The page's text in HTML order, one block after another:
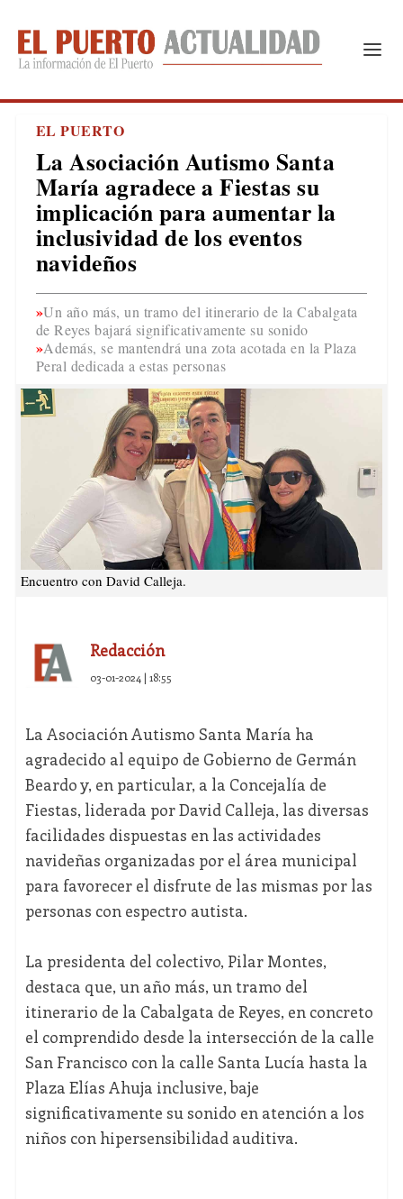
EL PUERTO
La Asociación Autismo Santa
María agradece a Fiestas su
implicación para aumentar la
inclusividad de los eventos
navideños
Un año más, un tramo del itinerario de la Cabalgata
de Reyes bajará significativamente su sonido
Además, se mantendrá una zota acotada en la Plaza
Peral dedicada a estas personas
Encuentro con David Calleja.
Redacción
03-01-2024 | 18:55
La Asociación Autismo Santa María ha
agradecido al equipo de Gobierno de Germán
Beardo y, en particular, a la Concejalía de
Fiestas, liderada por David Calleja, las diversas
facilidades dispuestas en las actividades
navideñas organizadas por el área municipal
para favorecer el disfrute de las mismas por las
personas con espectro autista.
La presidenta del colectivo, Pilar Montes,
destaca que, un año más, un tramo del
itinerario de la Cabalgata de Reyes, en concreto
el comprendido desde la intersección de la calle
San Francisco con la calle Santa Lucía hasta la
Plaza Elías Ahuja inclusive, baje
significativamente su sonido en atención a los
niños con hipersensibilidad auditiva.